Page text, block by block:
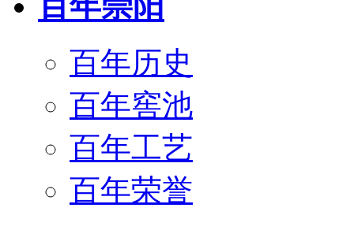
百年历史
百年窖池
百年工艺
百年荣誉